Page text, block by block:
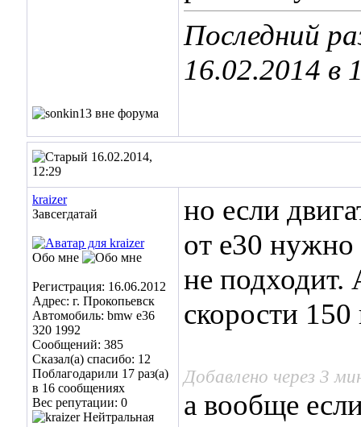
Последний
16.02.2014 в
16.02.2014,
12:29
kraizer
Завсегдатай
Обо мне
Регистрация: 16.06.2012
Адрес: г. Прокопьевск
Автомобиль: bmw e36
320 1992
Сообщений: 385
Сказал(а) спасибо: 12
Поблагодарили 17 раз(а)
в 16 сообщениях
Вес репутации: 0
но если
от е30 нужно
не подходит.
скорости
Добавлено через 3
а вообще